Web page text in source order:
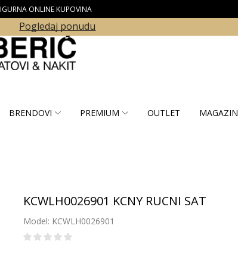
ONLINE KUPOVINA
Pogledaj ponudu
BRENDOVI PREMIUM OUTLET MAGAZIN
KCWLH0026901 KCNY RUCNI SAT
Model: KCWLH0026901